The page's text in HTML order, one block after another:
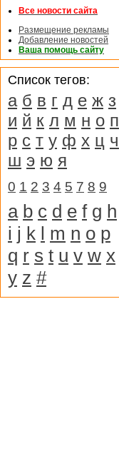
Все новости сайта
Размещение рекламы
Добавление новостей
Ваша помощь сайту
Список тегов:
а б в г д е ж з
и й к л м н о п
р с т у ф х ц ч
ш э ю я
0 1 2 3 4 5 7 8 9
a b c d e f g h
i j k l m n o p
q r s t u v w x
y z #